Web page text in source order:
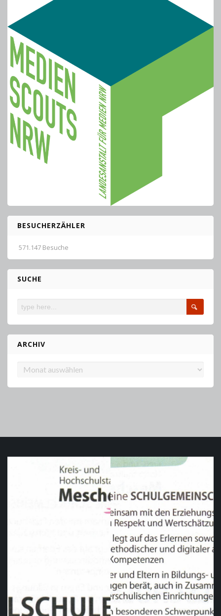
BESUCHERZÄHLER
571.147 Besuche
SUCHE
ARCHIV
Archiv